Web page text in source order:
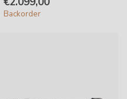
Backorder